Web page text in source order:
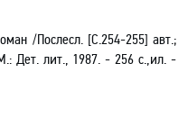
/Послесл. [С.254-255] авт.;
Дет. лит., 1987. - 256 с.,ил. -